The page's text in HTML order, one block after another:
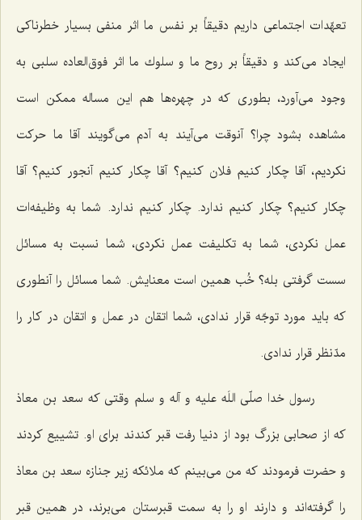
تعهّدات اجتماعی داریم دقیقاً بر نفس ما اثر منفی بسیار خطرناكی
ایجاد می‌كند و دقیقاً بر روح ما و سلوك ما اثر فوق‌العاده سلبی به
وجود می‌آورد، بطوری كه در چهره‌ها هم این مساله ممكن است
مشاهده بشود چرا؟ آنوقت می‌آیند به آدم می‌گویند آقا ما حركت
نكردیم، آقا چكار كنیم فلان كنیم؟ آقا چكار كنیم آنجور كنیم؟ آقا
چكار كنیم؟ چكار كنیم ندارد. چكار كنیم ندارد. شما به وظیفه‌ات
عمل نكردی، شما به تكلیفت عمل نكردی، شما نسبت به مسائل
سست گرفتی بله؟ خُب همین است معنایش. شما مسائل را آنطوری
كه باید مورد توجّه قرار ندادی، شما اتقان در عمل و اتقان در كار را
مدّنظر قرار ندادی.
رسول خدا صلّی اللَه علیه و آله و سلم وقتی كه سعد بن معاذ
كه از صحابی بزرگ بود از دنیا رفت قبر كندند برای او. تشییع كردند
و حضرت فرمودند كه من می‌بینم كه ملائكه زیر جنازه سعد بن معاذ
را گرفته‌اند و دارند او را به سمت قبرستان می‌برند، در همین قبر